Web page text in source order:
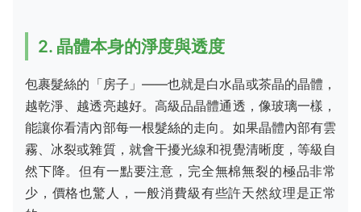
2. 晶體本身的淨度與透度
包裹髮絲的「房子」——也就是白水晶或茶晶的晶體，
越乾淨、越透亮越好。高級品晶體通透，像玻璃一樣，
能讓你看清內部每一根髮絲的走向。如果晶體內部有雲
霧、冰裂或雜質，就會干擾光線和視覺清晰度，等級自
然下降。但有一點要注意，完全無棉無裂的極品非常
少，價格也驚人，一般消費級有些許天然紋理是正常